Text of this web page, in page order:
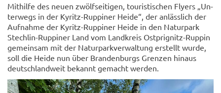
Mit­hil­fe des neuen zwölf­sei­ti­gen, tou­ris­ti­schen Fly­ers „Un­
ter­wegs in der Kyritz-​Ruppiner Heide“, der an­läss­lich der
Auf­nah­me der Kyritz-​Ruppiner Heide in den Na­tur­park
Stechlin-​Ruppiner Land vom Land­kreis Ostprignitz-​Ruppin
ge­mein­sam mit der Na­tur­park­ver­wal­tung er­stellt wurde,
soll die Heide nun über Bran­den­burgs Gren­zen hin­aus
deutsch­land­weit be­kannt ge­macht wer­den.